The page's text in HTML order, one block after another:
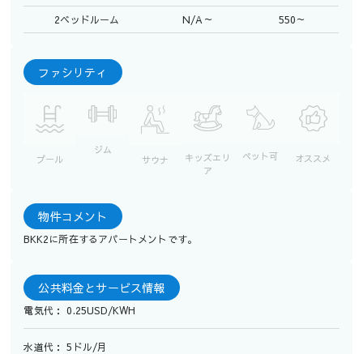
2ベッドルーム N/A～ 550～
ファシリティ
プール
ジム
サウナ
キッズエリ
ア
ペット可 オススメ
物件コメント
BKK2に所在するアパートメントです。
公共料金とサービス情報
電気代： 0.25USD/KWH
水道代： 5ドル/月